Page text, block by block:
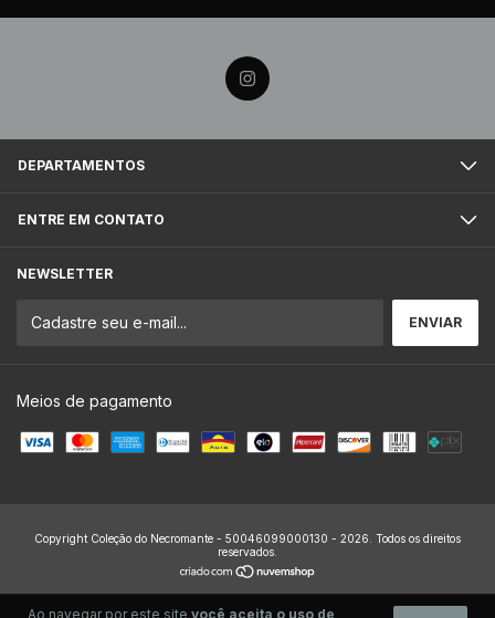
Ao navegar por este site você aceita o uso de
DEPARTAMENTOS
ENTRE EM CONTATO
NEWSLETTER
Meios de pagamento
Copyright Coleção do Necromante - 50046099000130 - 2026. Todos os direitos
reservados.